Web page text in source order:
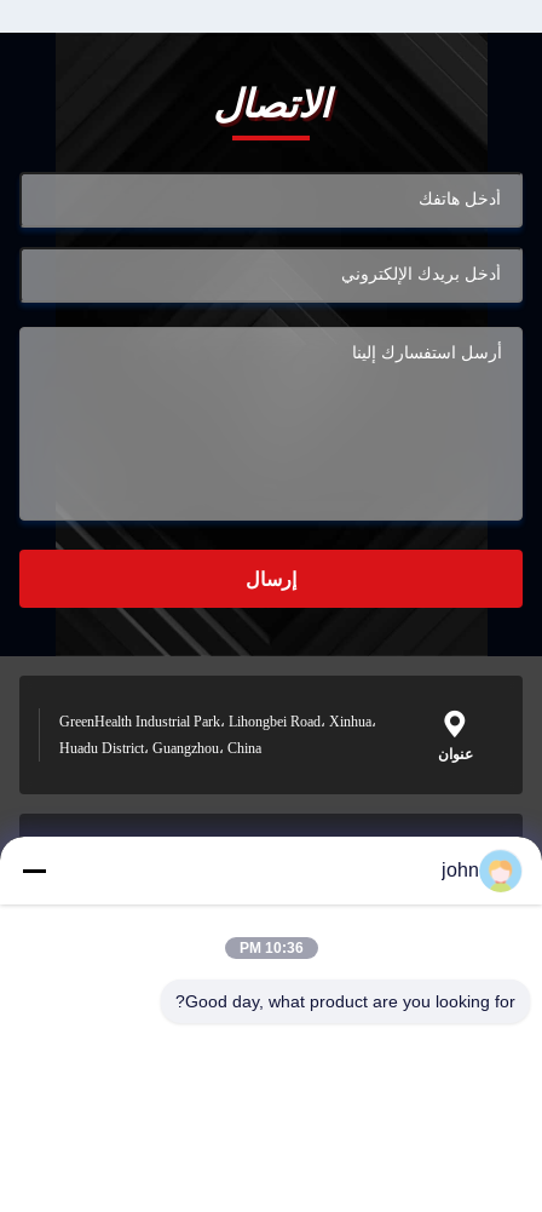
الاتصال
إرسال
عنوان
GreenHealth Industrial Park، Lihongbei Road، Xinhua،
Huadu District، Guangzhou، China
بريد إلكتروني
0086-153-7406-6785
john
10:36 PM
Good day, what product are you looking for?